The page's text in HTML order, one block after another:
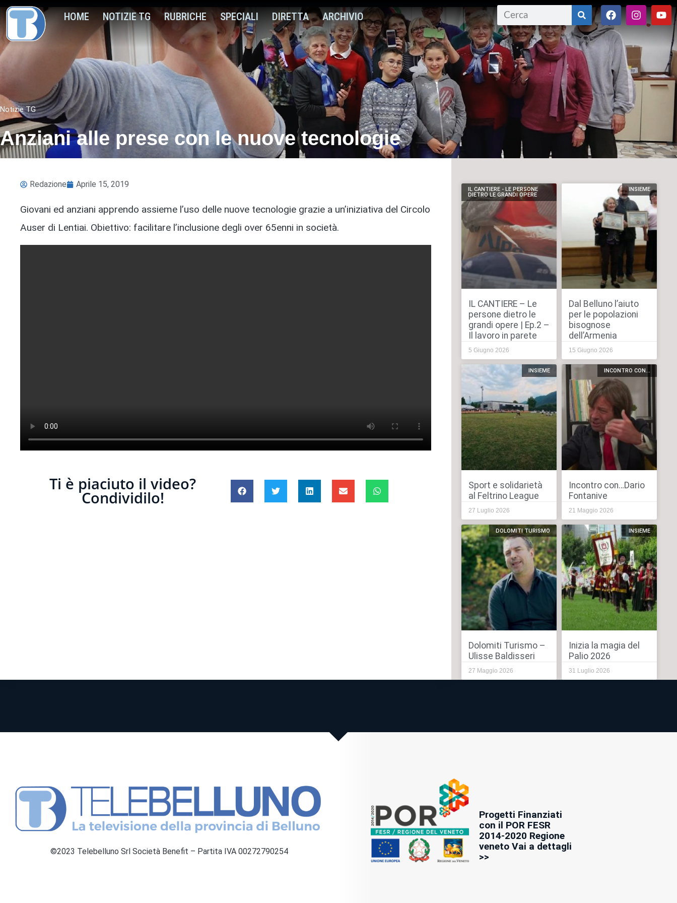
HOME NOTIZIE TG RUBRICHE SPECIALI DIRETTA ARCHIVIO
Notizie TG
Anziani alle prese con le nuove tecnologie
Redazione Aprile 15, 2019
Giovani ed anziani apprendo assieme l’uso delle nuove tecnologie grazie a un’iniziativa del Circolo
Auser di Lentiai. Obiettivo: facilitare l’inclusione degli over 65enni in società.
Ti è piaciuto il video?
Condividilo!
IL CANTIERE - LE PERSONE
DIETRO LE GRANDI OPERE
IL CANTIERE – Le
persone dietro le
grandi opere | Ep.2 –
Il lavoro in parete
5 Giugno 2026
INSIEME
Dal Belluno l’aiuto
per le popolazioni
bisognose
dell’Armenia
15 Giugno 2026
INSIEME
Sport e solidarietà
al Feltrino League
27 Luglio 2026
INCONTRO CON...
Incontro con…Dario
Fontanive
21 Maggio 2026
DOLOMITI TURISMO
Dolomiti Turismo –
Ulisse Baldisseri
27 Maggio 2026
INSIEME
Inizia la magia del
Palio 2026
31 Luglio 2026
©2023 Telebelluno Srl Società Benefit – Partita IVA 00272790254
Progetti Finanziati
con il POR FESR
2014-2020 Regione
veneto Vai a dettagli
>>